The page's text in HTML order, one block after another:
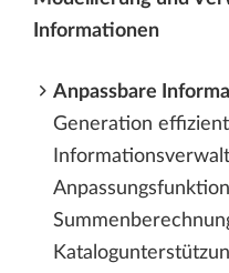
Informationen
Anpassbare
Generation